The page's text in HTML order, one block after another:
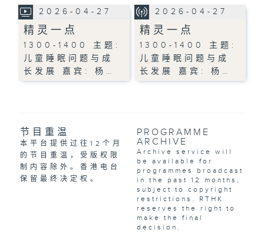
2026-04-27
精灵一点
1300-1400 主题:
儿童睡眠问题与成
长发展 嘉宾: 杨…
2026-04-27
精灵一点
1300-1400 主题:
儿童睡眠问题与成
长发展 嘉宾: 杨…
节目重温
本平台提供过往12个月
的节目重温，受版权限
制内容除外。香港电台
保留最终决定权。
PROGRAMME
ARCHIVE
Archive service will
be available for
programmes broadcast
in the past 12 months,
subject to copyright
restrictions. RTHK
reserves the right to
make the final
decision.